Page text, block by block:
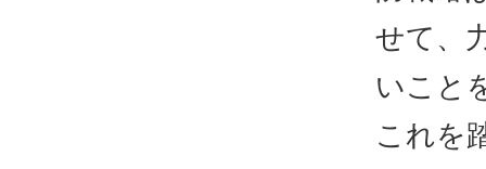
せて、
いこと
これを